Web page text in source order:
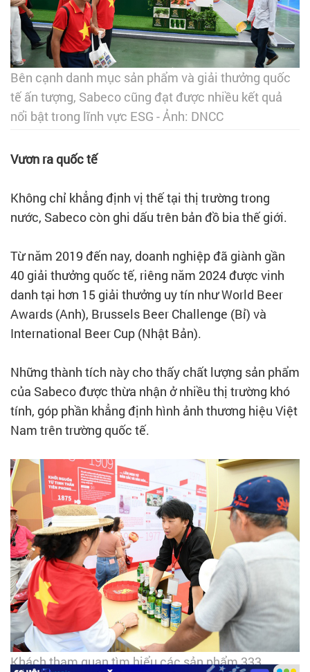
Bên cạnh danh mục sản phẩm và giải thưởng quốc
tế ấn tượng, Sabeco cũng đạt được nhiều kết quả
nổi bật trong lĩnh vực ESG - Ảnh: DNCC
Vươn ra quốc tế
Không chỉ khẳng định vị thế tại thị trường trong
nước, Sabeco còn ghi dấu trên bản đồ bia thế giới.
Từ năm 2019 đến nay, doanh nghiệp đã giành gần
40 giải thưởng quốc tế, riêng năm 2024 được vinh
danh tại hơn 15 giải thưởng uy tín như World Beer
Awards (Anh), Brussels Beer Challenge (Bỉ) và
International Beer Cup (Nhật Bản).
Những thành tích này cho thấy chất lượng sản phẩm
của Sabeco được thừa nhận ở nhiều thị trường khó
tính, góp phần khẳng định hình ảnh thương hiệu Việt
Nam trên trường quốc tế.
Khách tham quan tìm hiểu các sản phẩm 333